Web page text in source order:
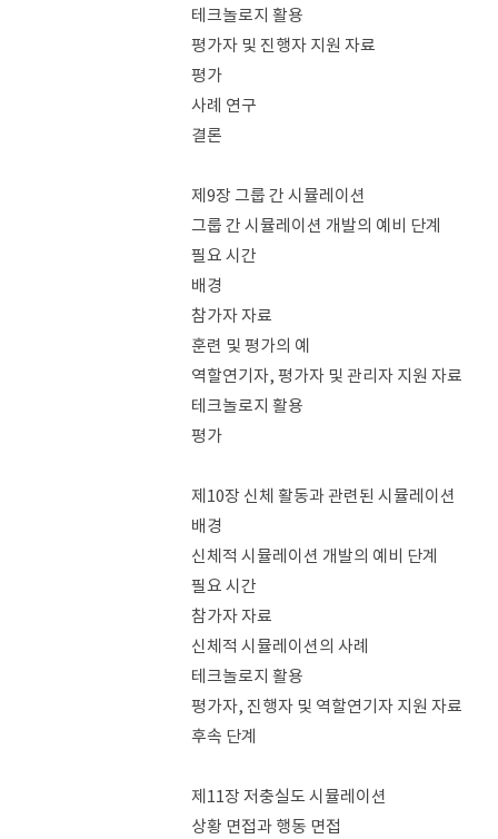
테크놀로지 활용
평가자 및 진행자 지원 자료
평가
사례 연구
결론
제9장 그룹 간 시뮬레이션
그룹 간 시뮬레이션 개발의 예비 단계
필요 시간
배경
참가자 자료
훈련 및 평가의 예
역할연기자, 평가자 및 관리자 지원 자료
테크놀로지 활용
평가
제10장 신체 활동과 관련된 시뮬레이션
배경
신체적 시뮬레이션 개발의 예비 단계
필요 시간
참가자 자료
신체적 시뮬레이션의 사례
테크놀로지 활용
평가자, 진행자 및 역할연기자 지원 자료
후속 단계
제11장 저충실도 시뮬레이션
상황 면접과 행동 면접